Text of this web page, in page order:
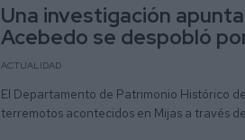
Una investigación
Acebedo se despobló
ACTUALIDAD
El Departamento de Patrimonio Histórico
terremotos acontecidos en Mijas a través